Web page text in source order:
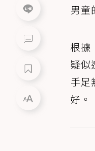
男童
根據
疑似
手足
好。